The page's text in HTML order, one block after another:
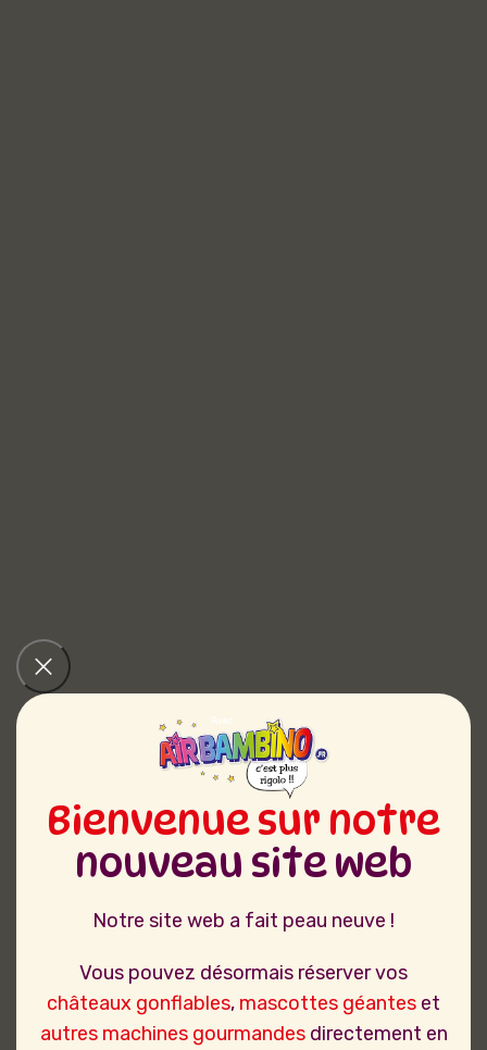
Bienvenue sur notre
nouveau site web
Notre site web a fait peau neuve !
Vous pouvez désormais réserver vos
châteaux gonflables, mascottes géantes et
autres machines gourmandesdirectement en